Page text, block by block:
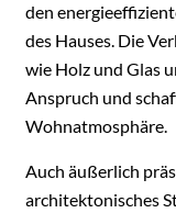
den
des Hauses. Die
wie Holz und Glas
Anspruch und
Wohnatmosphäre.
Auch äußerlich
architektonisches